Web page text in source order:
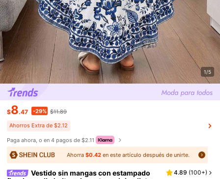
1/5
$8.47 -29% $11.89
Ahorros Extra de $2.12
Paga ahora, o en 4 pagos de $2.11
Ahorra $0.42en este artículo después de unirte.
Vestido sin mangas con estampado
4.89 (100+)